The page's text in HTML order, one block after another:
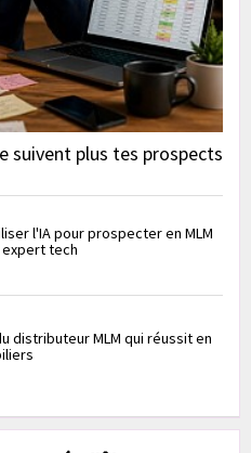
suivent plus tes prospects
l'IA pour prospecter en MLM
tech
distributeur MLM qui réussit en